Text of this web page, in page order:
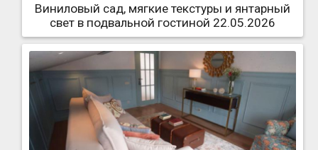
Виниловый сад, мягкие текстуры и янтарный
свет в подвальной гостиной 22.05.2026